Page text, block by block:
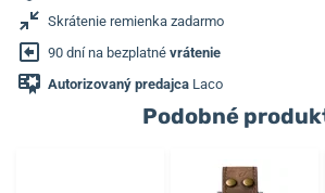
Skrátenie remienka zadarmo
90 dní na bezplatné vrátenie
Autorizovaný predajca Laco
Podobné